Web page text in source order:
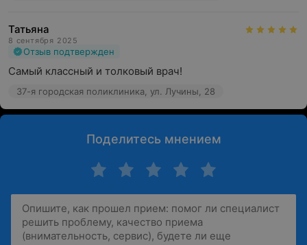
Татьяна
8 сентября 2025
Отзыв подтвержден
Самый классный и толковый врач!
37-я городская поликлиника, ул. Лучины, 28
Поделитесь мнением